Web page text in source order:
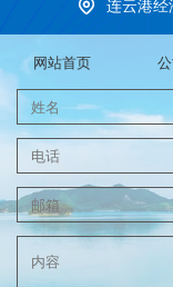

网站首页